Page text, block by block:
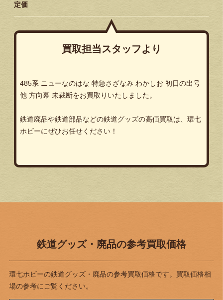
定価
買取担当スタッフより
485系 ニューなのはな 特急さざなみ わかしお 初日の出号
他 方向幕 未裁断をお買取りいたしました。
鉄道廃品や鉄道部品などの鉄道グッズの高価買取は、環七
ホビーにぜひお任せください！
鉄道グッズ・廃品の参考買取価格
環七ホビーの鉄道グッズ・廃品の参考買取価格です。買取価格相
場の参考にご覧ください。